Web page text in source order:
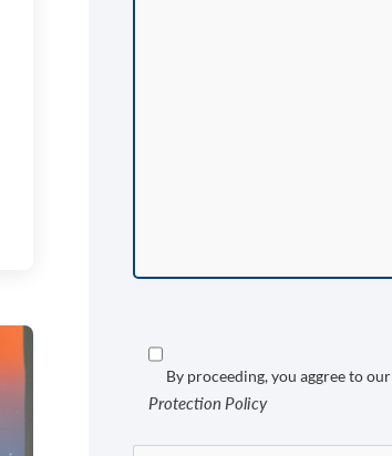
By proceeding, you aggree to our
Protection Policy